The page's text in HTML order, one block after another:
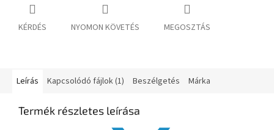
KÉRDÉS NYOMON KÖVETÉS MEGOSZTÁS
Leírás Kapcsolódó fájlok (1) Beszélgetés Márka
Termék részletes leírása